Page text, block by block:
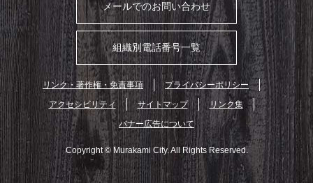
メールでのお問い合わせ
組織別電話番号一覧
リンク・著作権・免責事項
プライバシーポリシー
アクセシビリティ
サイトマップ
リンク集
バナー広告について
Copyright © Murakami City. All Rights Reserved.